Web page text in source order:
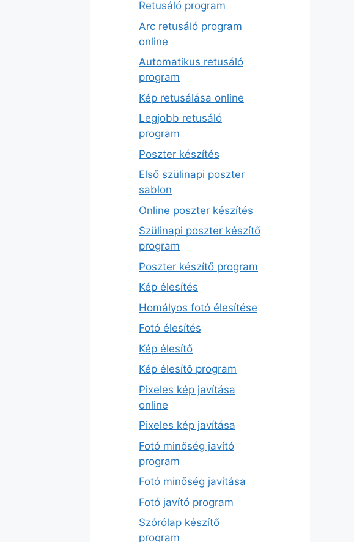
Retusáló program
Arc retusáló program
online
Automatikus retusáló
program
Kép retusálása online
Legjobb retusáló
program
Poszter készítés
Első szülinapi poszter
sablon
Online poszter készítés
Szülinapi poszter készítő
program
Poszter készítő program
Kép élesítés
Homályos fotó élesítése
Fotó élesítés
Kép élesítő
Kép élesítő program
Pixeles kép javítása
online
Pixeles kép javítása
Fotó minőség javító
program
Fotó minőség javítása
Fotó javító program
Szórólap készítő
program